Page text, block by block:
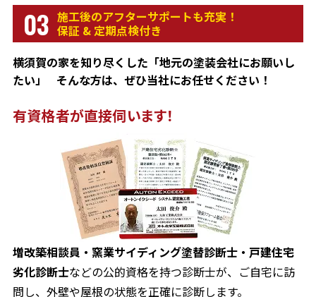
03 施工後のアフターサポートも充実！
保証 & 定期点検付き
横須賀の家を知り尽くした「地元の塗装会社にお願いし
たい」 そんな方は、ぜひ当社にお任せください！
有資格者が直接伺います！
増改築相談員・窯業サイディング塗替診断士・戸建住宅
劣化診断士などの公的資格を持つ診断士が、ご自宅に訪
問し、外壁や屋根の状態を正確に診断します。